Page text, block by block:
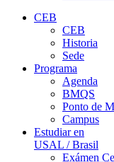
CEB
CEB
Historia
Sede
Programa
Agenda
BMQS
Ponto de
Campus
Estudiar en
USAL / Brasil
Exámen